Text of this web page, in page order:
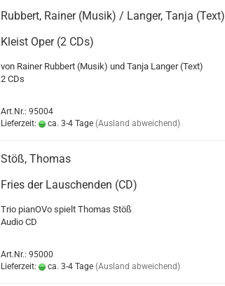
Rubbert, Rainer (Musik) / Langer, Tanja (Text)
Kleist Oper (2 CDs)
von Rainer Rubbert (Musik) und Tanja Langer (Text)
2 CDs
Art.Nr.: 95004
Lieferzeit:
ca. 3-4 Tage (Ausland abweichend)
Stöß, Thomas
Fries der Lauschenden (CD)
Trio pianOVo spielt Thomas Stöß
Audio CD
Art.Nr.: 95000
Lieferzeit:
ca. 3-4 Tage (Ausland abweichend)